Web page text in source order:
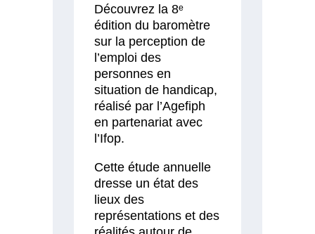
Découvrez la 8ᵉ
édition du baromètre
sur la perception de
l’emploi des
personnes en
situation de handicap,
réalisé par l’Agefiph
en partenariat avec
l’Ifop.
Cette étude annuelle
dresse un état des
lieux des
représentations et des